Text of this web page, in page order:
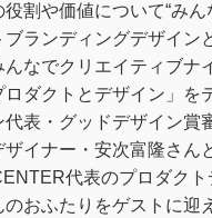
割や価値について“みん
ブランディングデザイン
んなでクリエイティブナ
ロダクトとデザイン」を
代表・グッドデザイン賞
ザイナー・安次富隆さん
代表のプロダク
のおふたりをゲストに迎